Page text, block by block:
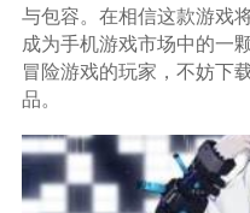
与包容。在相信这款游戏
成为手机游戏市场中的一
冒险游戏的玩家，不妨下
品。